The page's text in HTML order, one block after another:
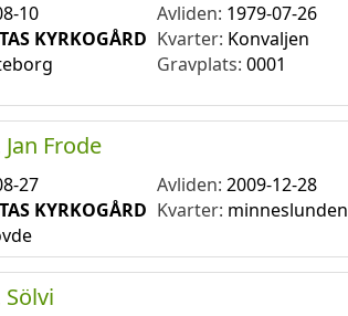
10 Avliden: 1979-07-26
KYRKOGÅRD Kvarter: Konvaljen
Gravplats:0001
Frode
27 Avliden:2009-12-28
KYRKOGÅRD Kvarter: minneslunden